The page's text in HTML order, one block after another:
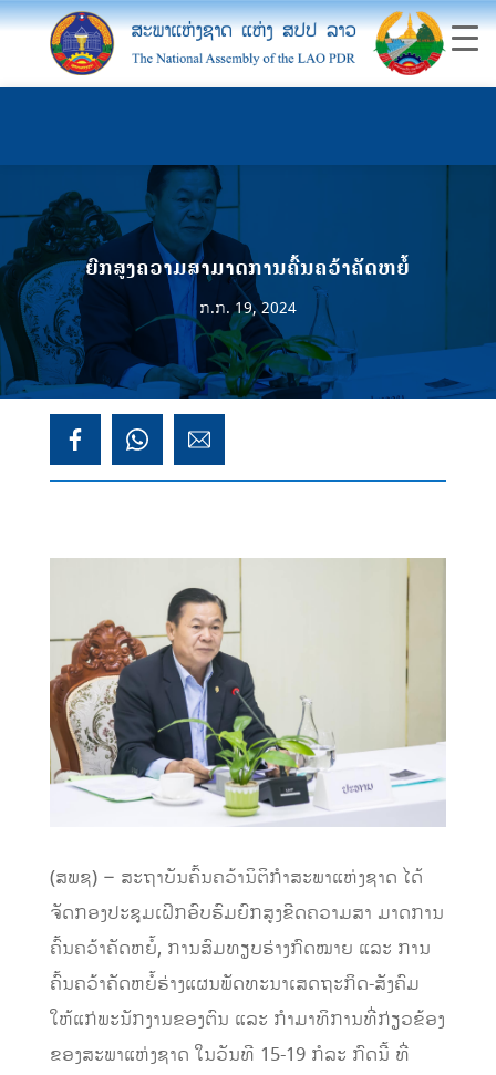
ຍົກສູງຄວາມສາມາດການຄົ້ນຄວ້າຄັດຫຍໍ້
ກ.ກ. 19, 2024
(ສພຊ) – ສະຖາບັນຄົ້ນຄວ້ານິຕິກຳສະພາແຫ່ງຊາດ ໄດ້
ຈັດກອງປະຊຸມເຝິກອົບຮົມຍົກສູງຂີດຄວາມສາ ມາດການ
ຄົ້ນຄວ້າຄັດຫຍໍ້, ການສົມທຽບຮ່າງກົດໝາຍ ແລະ ການ
ຄົ້ນຄວ້າຄັດຫຍໍ້ຮ່າງແຜນພັດທະນາເສດຖະກິດ-ສັງຄົມ
ໃຫ້ແກ່ພະນັກງານຂອງຕົນ ແລະ ກຳມາທິການທີ່ກ່ຽວຂ້ອງ
ຂອງສະພາແຫ່ງຊາດ ໃນວັນທີ 15-19 ກໍລະ ກົດນີ້ ທີ່